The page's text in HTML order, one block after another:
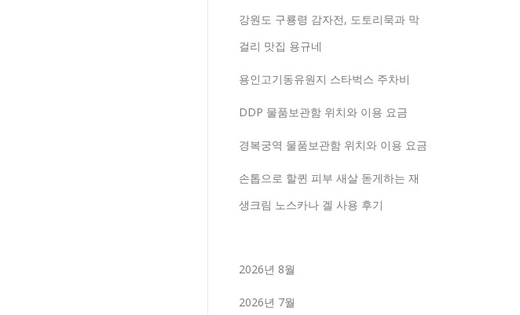
강원도 구룡령 감자전, 도토리묵과 막
걸리 맛집 용규네
용인고기동유원지 스타벅스 주차비
DDP 물품보관함 위치와 이용 요금
경복궁역 물품보관함 위치와 이용 요금
손톱으로 할퀸 피부 새살 돋게하는 재
생크림 노스카나 겔 사용 후기
2026년 8월
2026년 7월